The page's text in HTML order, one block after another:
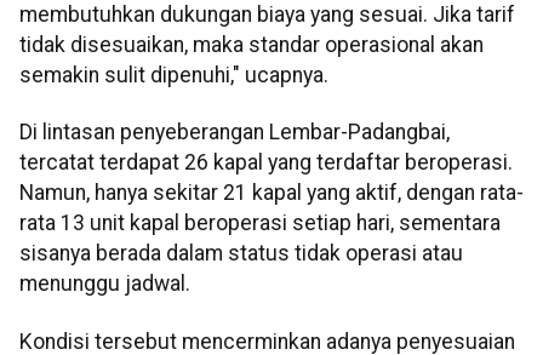
membutuhkan dukungan biaya yang sesuai. Jika tarif
tidak disesuaikan, maka standar operasional akan
semakin sulit dipenuhi," ucapnya.
Di lintasan penyeberangan Lembar-Padangbai,
tercatat terdapat 26 kapal yang terdaftar beroperasi.
Namun, hanya sekitar 21 kapal yang aktif, dengan rata-
rata 13 unit kapal beroperasi setiap hari, sementara
sisanya berada dalam status tidak operasi atau
menunggu jadwal.
Kondisi tersebut mencerminkan adanya penyesuaian